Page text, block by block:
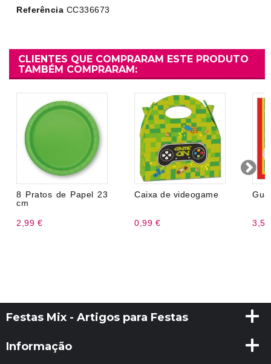
Referência CC336673
CLIENTES QUE COMPRARAM ESTE PRODUTO
TAMBÉM COMPRARAM:
8 Pratos de Papel 23
cm
2,99 €
Caixa de videogame
0,99 €
Festas Mix - Artigos para Festas
Informação